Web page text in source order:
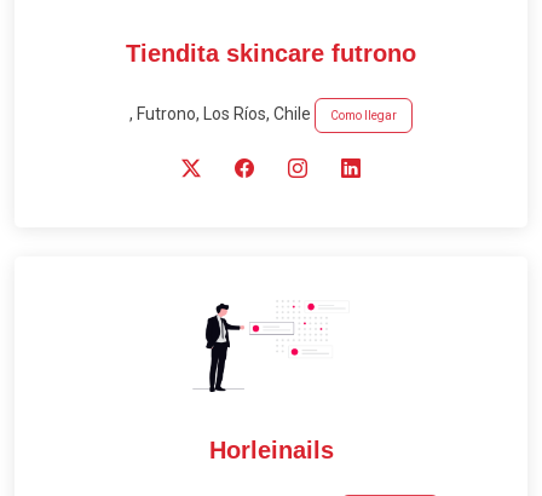
Tiendita skincare futrono
, Futrono, Los Ríos, Chile Como llegar
Horleinails